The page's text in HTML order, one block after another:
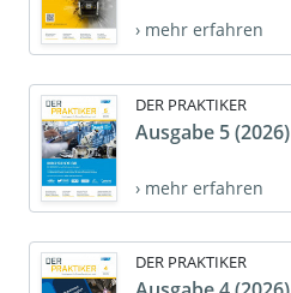
› mehr erfahren
DER PRAKTIKER
Ausgabe 5 (2026)
› mehr erfahren
DER PRAKTIKER